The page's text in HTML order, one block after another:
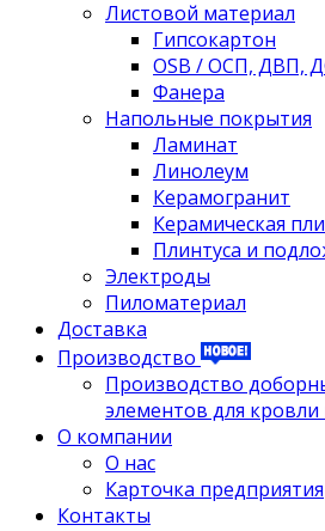
Листовой материал
Гипсокартон
OSB / ОСП, ДВП,
Фанера
Напольные покрытия
Ламинат
Линолеум
Керамогранит
Керамическая
Плинтуса и
Электроды
Пиломатериал
Доставка
Производство
Производство
элементов для кровли
О компании
О нас
Карточка предприятия
Контакты